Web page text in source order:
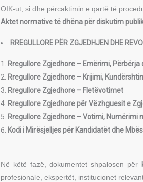
OIK-ut, si dhe përcaktimin e qartë të
Aktet normative të dhëna për diskutim
RREGULLORE PËR ZGJEDHJEN DHE
Rregullore Zgjedhore – Emërimi, Përbërja
Rregullore Zgjedhore – Krijimi,
Rregullore Zgjedhore – Fletëvotimet
Rregullore Zgjedhore për Vëzhguesit e
Rregullore Zgjedhore – Votimi,
Kodi i Mirësjelljes për Kandidatët dhe
Në këtë fazë, dokumentet shpalosen për
profesionale, ekspertët, institucionet